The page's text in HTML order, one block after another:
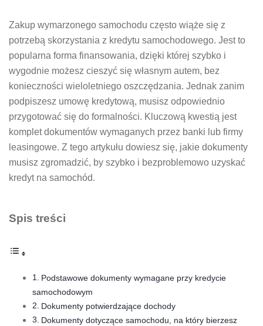
Zakup wymarzonego samochodu często wiąże się z
potrzebą skorzystania z kredytu samochodowego. Jest to
popularna forma finansowania, dzięki której szybko i
wygodnie możesz cieszyć się własnym autem, bez
konieczności wieloletniego oszczędzania. Jednak zanim
podpiszesz umowę kredytową, musisz odpowiednio
przygotować się do formalności. Kluczową kwestią jest
komplet dokumentów wymaganych przez banki lub firmy
leasingowe. Z tego artykułu dowiesz się, jakie dokumenty
musisz zgromadzić, by szybko i bezproblemowo uzyskać
kredyt na samochód.
Spis treści
Podstawowe dokumenty wymagane przy kredycie
samochodowym
Dokumenty potwierdzające dochody
Dokumenty dotyczące samochodu, na który bierzesz